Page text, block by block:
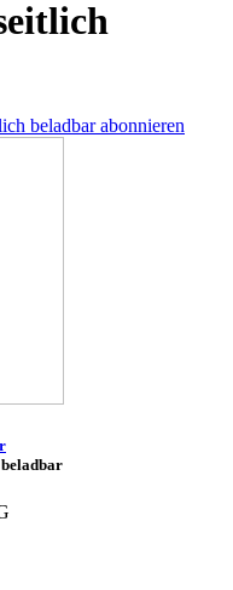
beladbar abonnieren